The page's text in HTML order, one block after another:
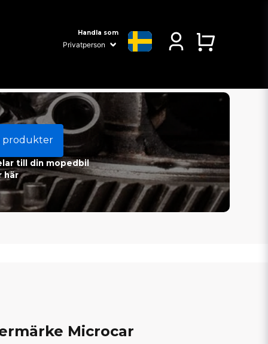
Handla som
produkter
till din mopedbil
här
Microcar